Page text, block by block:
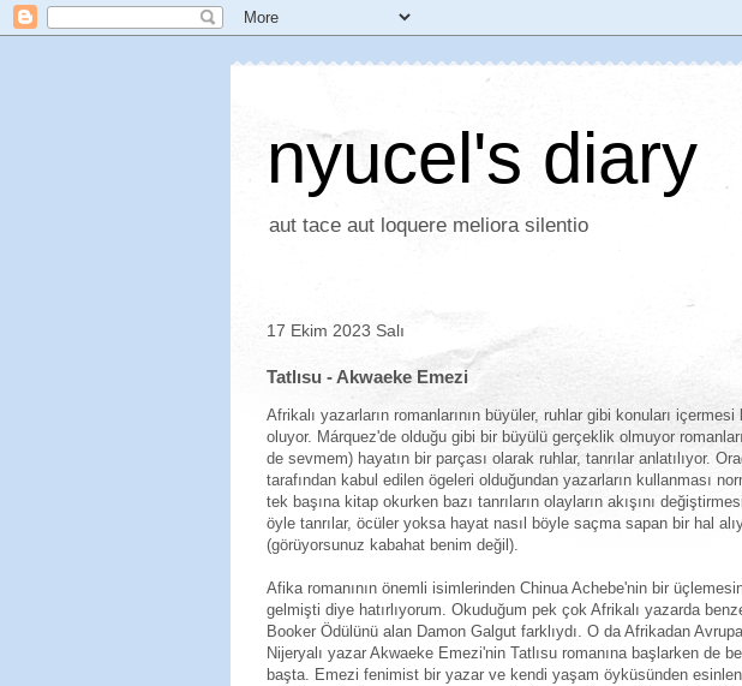
nyucel's diary
aut tace aut loquere meliora silentio
17 Ekim 2023 Salı
Tatlısu - Akwaeke Emezi
Afrikalı yazarların romanlarının büyüler, ruhlar gibi konuları içermesi
oluyor. Márquez'de olduğu gibi bir büyülü gerçeklik olmuyor
de sevmem) hayatın bir parçası olarak ruhlar, tanrılar anlatılıyor.
tarafından kabul edilen ögeleri olduğundan yazarların kullanması
tek başına kitap okurken bazı tanrıların olayların akışını
öyle tanrılar, öcüler yoksa hayat nasıl böyle saçma sapan bir hal
(görüyorsunuz kabahat benim değil).
Afika romanının önemli isimlerinden Chinua Achebe'nin bir
gelmişti diye hatırlıyorum. Okuduğum pek çok Afrikalı yazarda
Booker Ödülünü alan Damon Galgut farklıydı. O da Afrikadan
Nijeryalı yazar Akwaeke Emezi'nin Tatlısu romanına başlarken de
başta. Emezi fenimist bir yazar ve kendi yaşam öyküsünden